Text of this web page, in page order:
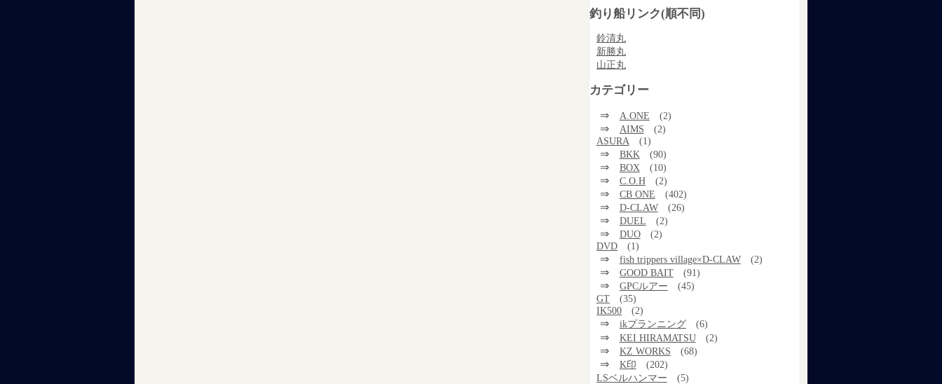
釣り船リンク(順不同)
鈴清丸
新勝丸
山正丸
カテゴリー
⇒ A.ONE (2)
⇒ AIMS
(2)
ASURA
(1)
⇒ BKK (90)
⇒ BOX (10)
⇒ C.O.H (2)
⇒ CB ONE (402)
⇒ D-CLAW (26)
⇒ DUEL (2)
⇒ DUO
(2)
DVD
(1)
⇒ fish trippers village×D-CLAW (2)
⇒ GOOD BAIT (91)
⇒ GPCルアー
(45)
GT
(35)
IK500
(2)
⇒ ikプランニング (6)
⇒ KEI HIRAMATSU (2)
⇒ KZ WORKS (68)
⇒ K印
(202)
LSベルハンマー
(5)